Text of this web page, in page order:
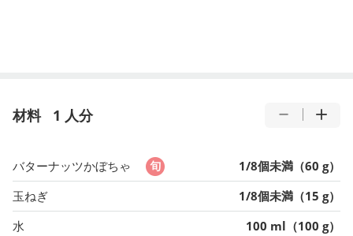
材料 1 人分
バターナッツかぼちゃ
1/8個未満（60 g）
玉ねぎ
1/8個未満（15 g）
水
100 ml（100 g）